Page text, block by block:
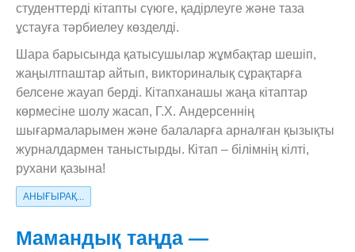
студенттерді кітапты сүюге, қадірлеуге және таза
ұстауға тәрбиелеу көзделді.
Шара барысында қатысушылар жұмбақтар шешіп,
жаңылтпаштар айтып, викториналық сұрақтарға
белсене жауап берді. Кітапханашы жаңа кітаптар
көрмесіне шолу жасап, Г.Х. Андерсеннің
шығармаларымен және балаларға арналған қызықты
журналдармен таныстырды. Кітап – білімнің кілті,
рухани қазына!
АНЫҒЫРАҚ...
Мамандық таңда —